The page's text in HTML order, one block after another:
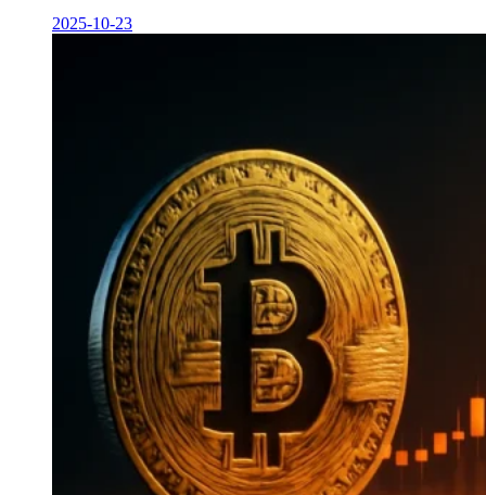
2025-10-23